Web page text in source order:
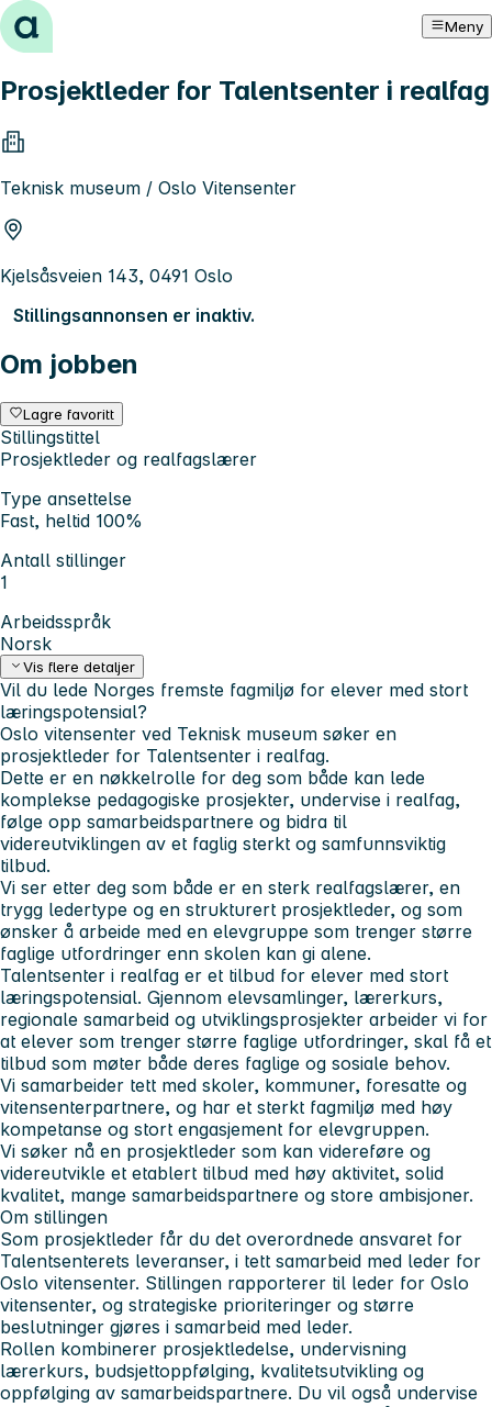
Hopp til innhold Meny
Prosjektleder for Talentsenter i realfag
Teknisk museum / Oslo Vitensenter
Kjelsåsveien 143, 0491 Oslo
Stillingsannonsen er inaktiv.
Om jobben
Lagre favoritt
Stillingstittel
Prosjektleder og realfagslærer
Type ansettelse
Fast, heltid 100%
Antall stillinger
1
Arbeidsspråk
Norsk
Vis flere detaljer
Vil du lede Norges fremste fagmiljø for elever med stort
læringspotensial?
Oslo vitensenter ved Teknisk museum søker en
prosjektleder for Talentsenter i realfag.
Dette er en nøkkelrolle for deg som både kan lede
komplekse pedagogiske prosjekter, undervise i realfag,
følge opp samarbeidspartnere og bidra til
videreutviklingen av et faglig sterkt og samfunnsviktig
tilbud.
Vi ser etter deg som både er en sterk realfagslærer, en
trygg ledertype og en strukturert prosjektleder, og som
ønsker å arbeide med en elevgruppe som trenger større
faglige utfordringer enn skolen kan gi alene.
Talentsenter i realfag er et tilbud for elever med stort
læringspotensial. Gjennom elevsamlinger, lærerkurs,
regionale samarbeid og utviklingsprosjekter arbeider vi for
at elever som trenger større faglige utfordringer, skal få et
tilbud som møter både deres faglige og sosiale behov.
Vi samarbeider tett med skoler, kommuner, foresatte og
vitensenterpartnere, og har et sterkt fagmiljø med høy
kompetanse og stort engasjement for elevgruppen.
Vi søker nå en prosjektleder som kan videreføre og
videreutvikle et etablert tilbud med høy aktivitet, solid
kvalitet, mange samarbeidspartnere og store ambisjoner.
Om stillingen
Som prosjektleder får du det overordnede ansvaret for
Talentsenterets leveranser, i tett samarbeid med leder for
Oslo vitensenter. Stillingen rapporterer til leder for Oslo
vitensenter, og strategiske prioriteringer og større
beslutninger gjøres i samarbeid med leder.
Rollen kombinerer prosjektledelse, undervisning
lærerkurs, budsjettoppfølging, kvalitetsutvikling og
oppfølging av samarbeidspartnere. Du vil også undervise